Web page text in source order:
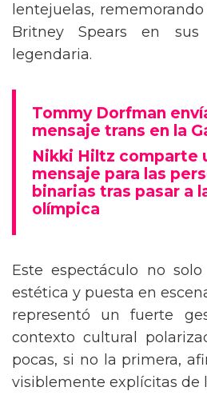
lentejuelas,
Britney Spears en sus
legendaria.
Tommy Dorfman
mensaje trans en la
Nikki Hiltz comparte
mensaje para las
binarias tras pasar a
olímpica
Este espectáculo no
estética y puesta en
representó un fuerte
contexto cultural
pocas, si no la primera,
visiblemente explícitas de